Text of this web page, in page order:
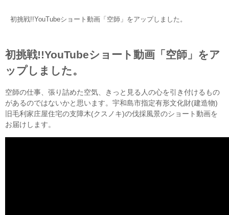
初挑戦!!YouTubeショート動画「空師」をアップしました。
初挑戦!!YouTubeショート動画「空師」をア
ップしました。
空師の仕事、張り詰めた空気、きっと見る人の心を引き付けるもの
があるのではないかと思います。宇和島市指定有形文化財(建造物)
旧毛利家庄屋住宅の支障木(クスノキ)の伐採風景のショート動画を
お届けします。